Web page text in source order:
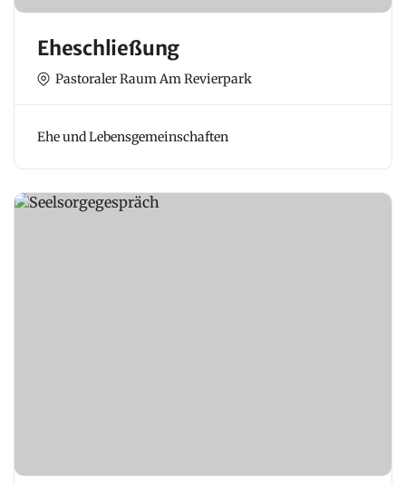
Eheschließung
Pastoraler Raum Am Revierpark
Ehe und Lebensgemeinschaften